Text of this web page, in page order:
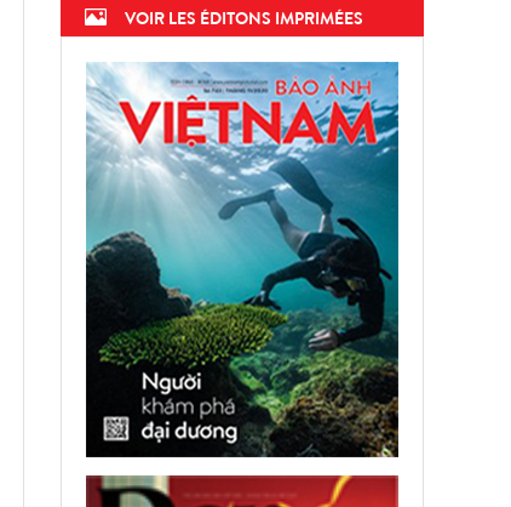
VOIR LES ÉDITONS IMPRIMÉES